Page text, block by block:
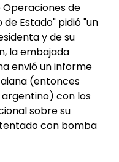
Operaciones de
Estado" pidió "un
y de su
la embajada
envió un informe
(entonces
argentino) con los
sobre su
con bomba